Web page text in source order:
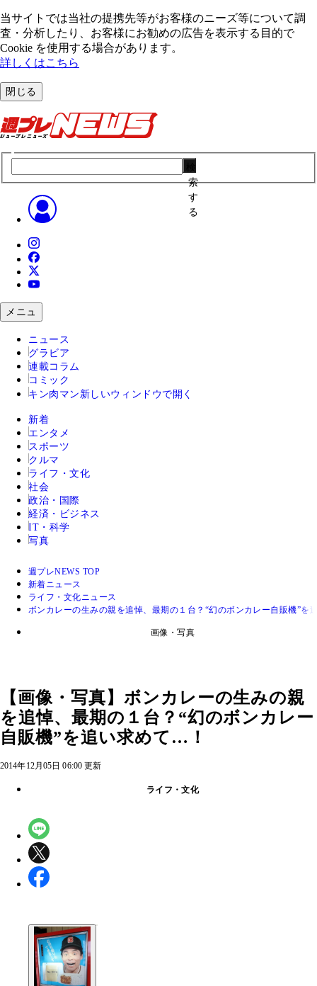
当サイトでは当社の提携先等がお客様のニーズ等について調
査・分析したり、お客様にお勧めの広告を表⽰する⽬的で
Cookie を使⽤する場合があります。
詳しくはこちら
閉じる
索
す
る
メニュ
ニュース
グラビア
連載コラム
コミック
キン肉マン 新しいウィンドウで開く
新着
エンタメ
スポーツ
クルマ
ライフ・文化
社会
政治・国際
経済・ビジネス
IT・科学
写真
週プレNEWS TOP
新着ニュース
ライフ・文化ニュース
ボンカレーの生みの親を追悼、最期の１台？“幻のボンカレー自販機”を
画像・写真
【画像・写真】ボンカレーの生みの親
を追悼、最期の１台？“幻のボンカレー
自販機”を追い求めて…！
2014年12月05日 06:00 更新
ライフ・文化